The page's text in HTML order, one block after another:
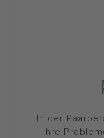
In der
Ihre